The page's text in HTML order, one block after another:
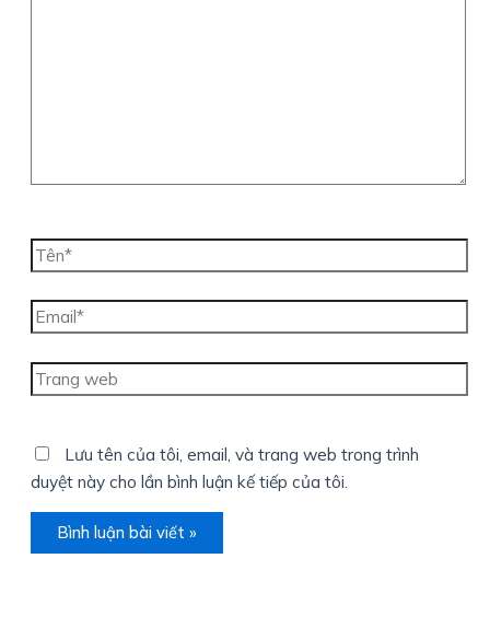
Tên*
Email*
Trang
web
Lưu tên của tôi, email, và trang web trong trình
duyệt này cho lần bình luận kế tiếp của tôi.